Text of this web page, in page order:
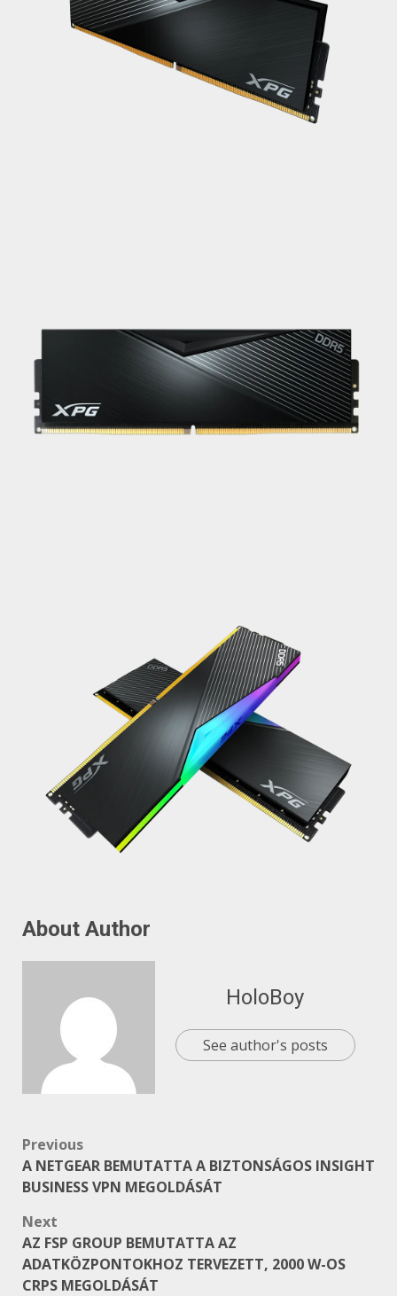
About Author
HoloBoy
See author's posts
Post
navigation
Previous
A NETGEAR BEMUTATTA A BIZTONSÁGOS INSIGHT
BUSINESS VPN MEGOLDÁSÁT
Next
AZ FSP GROUP BEMUTATTA AZ
ADATKÖZPONTOKHOZ TERVEZETT, 2000 W-OS
CRPS MEGOLDÁSÁT